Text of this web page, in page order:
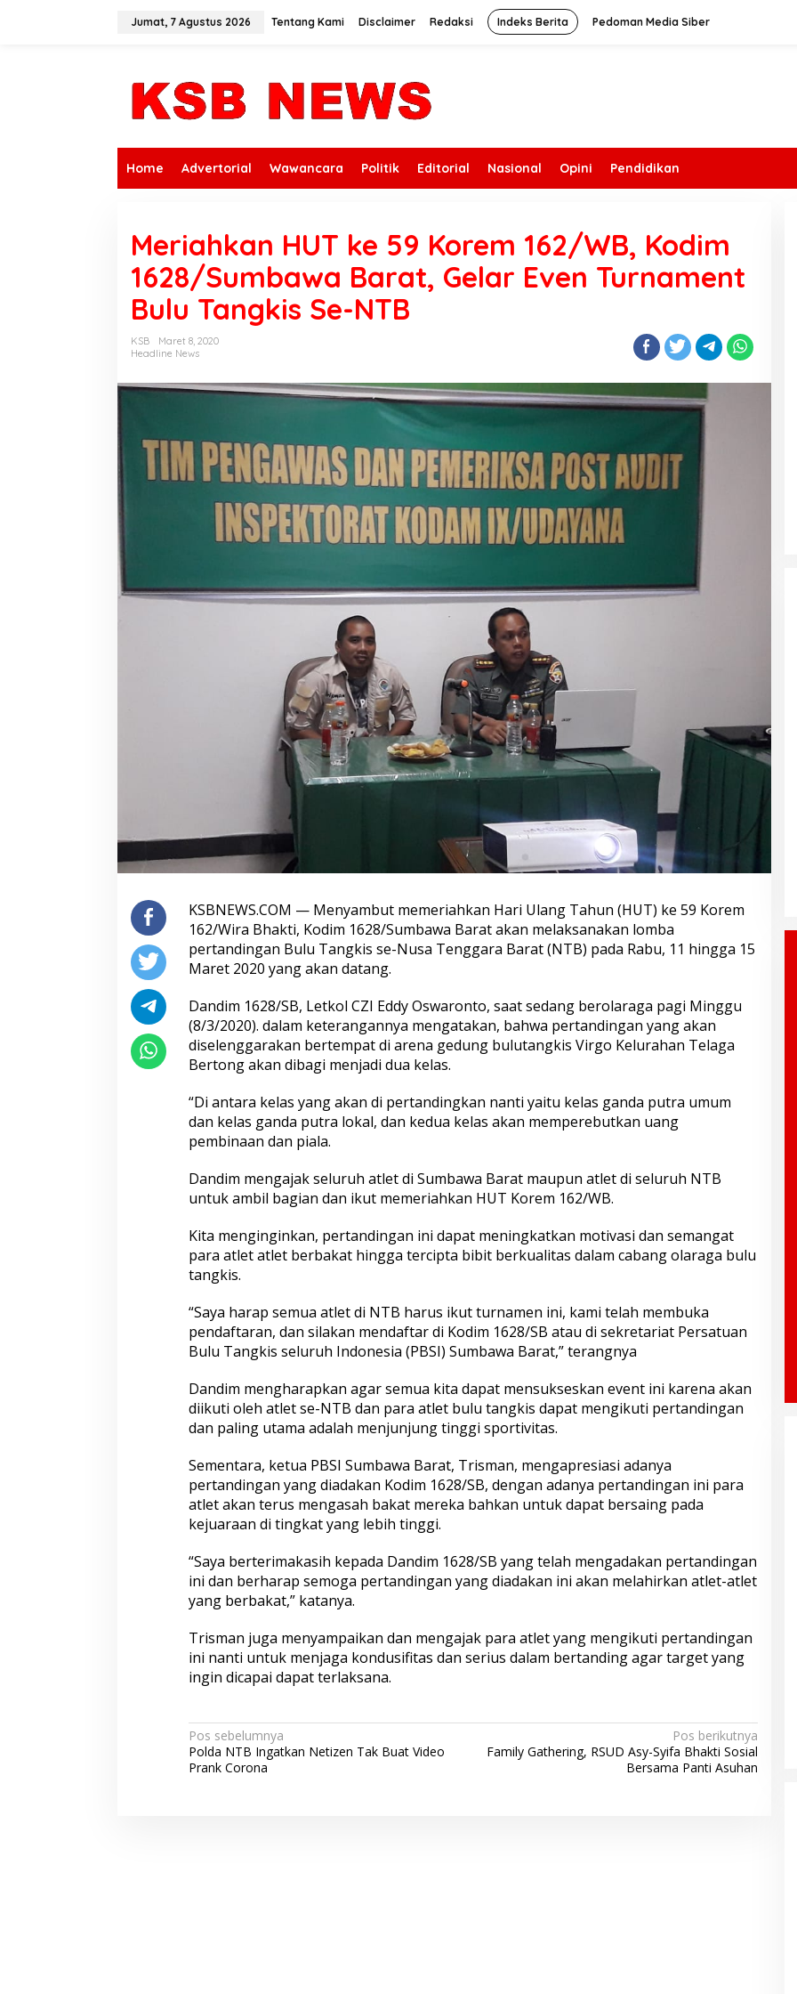
Jumat, 7 Agustus 2026 Tentang Kami Disclaimer Redaksi Indeks Berita Pedoman Media Siber
Home Advertorial Wawancara Politik Editorial Nasional Opini Pendidikan
Meriahkan HUT ke 59 Korem 162/WB, Kodim
1628/Sumbawa Barat, Gelar Even Turnament
Bulu Tangkis Se-NTB
KSB
Maret 8, 2020
Headline News
KSBNEWS.COM — Menyambut memeriahkan Hari Ulang Tahun (HUT) ke 59 Korem
162/Wira Bhakti, Kodim 1628/Sumbawa Barat akan melaksanakan lomba
pertandingan Bulu Tangkis se-Nusa Tenggara Barat (NTB) pada Rabu, 11 hingga 15
Maret 2020 yang akan datang.
Dandim 1628/SB, Letkol CZI Eddy Oswaronto, saat sedang berolaraga pagi Minggu
(8/3/2020). dalam keterangannya mengatakan, bahwa pertandingan yang akan
diselenggarakan bertempat di arena gedung bulutangkis Virgo Kelurahan Telaga
Bertong akan dibagi menjadi dua kelas.
“Di antara kelas yang akan di pertandingkan nanti yaitu kelas ganda putra umum
dan kelas ganda putra lokal, dan kedua kelas akan memperebutkan uang
pembinaan dan piala.
Dandim mengajak seluruh atlet di Sumbawa Barat maupun atlet di seluruh NTB
untuk ambil bagian dan ikut memeriahkan HUT Korem 162/WB.
Kita menginginkan, pertandingan ini dapat meningkatkan motivasi dan semangat
para atlet atlet berbakat hingga tercipta bibit berkualitas dalam cabang olaraga bulu
tangkis.
“Saya harap semua atlet di NTB harus ikut turnamen ini, kami telah membuka
pendaftaran, dan silakan mendaftar di Kodim 1628/SB atau di sekretariat Persatuan
Bulu Tangkis seluruh Indonesia (PBSI) Sumbawa Barat,” terangnya
Dandim mengharapkan agar semua kita dapat mensukseskan event ini karena akan
diikuti oleh atlet se-NTB dan para atlet bulu tangkis dapat mengikuti pertandingan
dan paling utama adalah menjunjung tinggi sportivitas.
Sementara, ketua PBSI Sumbawa Barat, Trisman, mengapresiasi adanya
pertandingan yang diadakan Kodim 1628/SB, dengan adanya pertandingan ini para
atlet akan terus mengasah bakat mereka bahkan untuk dapat bersaing pada
kejuaraan di tingkat yang lebih tinggi.
“Saya berterimakasih kepada Dandim 1628/SB yang telah mengadakan pertandingan
ini dan berharap semoga pertandingan yang diadakan ini akan melahirkan atlet-atlet
yang berbakat,” katanya.
Trisman juga menyampaikan dan mengajak para atlet yang mengikuti pertandingan
ini nanti untuk menjaga kondusifitas dan serius dalam bertanding agar target yang
ingin dicapai dapat terlaksana.
N
a
Pos sebelumnya
Polda NTB Ingatkan Netizen Tak Buat Video
Prank Corona
Pos berikutnya
Family Gathering, RSUD Asy-Syifa Bhakti Sosial
Bersama Panti Asuhan